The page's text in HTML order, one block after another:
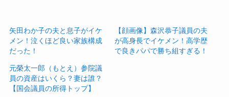
矢田わか子の夫と息子がイケ
メン！泣くほど良い家族構成
だった！
【顔画像】森沢恭子議員の夫
が高身長でイケメン！高学歴
で良きパパで勝ち組すぎる！
元榮太一郎（もとえ）参院議
員の資産はいくら？妻は誰？
【国会議員の所得トップ】